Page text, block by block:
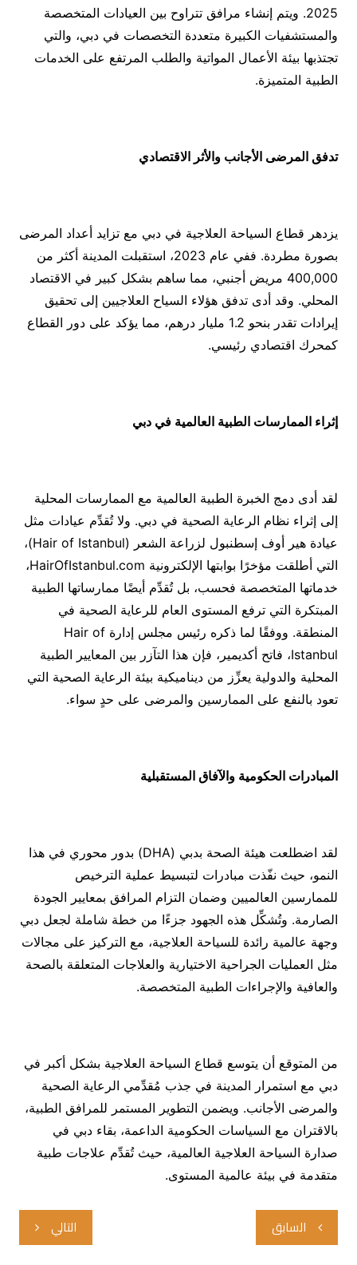
2025. ويتم إنشاء مرافق تتراوح بين العيادات المتخصصة
والمستشفيات الكبيرة متعددة التخصصات في دبي، والتي
تجتذبها بيئة الأعمال المواتية والطلب المرتفع على الخدمات
الطبية المتميزة.
تدفق المرضى الأجانب والأثر الاقتصادي
يزدهر قطاع السياحة العلاجية في دبي مع تزايد أعداد المرضى
بصورة مطردة. ففي عام 2023، استقبلت المدينة أكثر من
400,000 مريض أجنبي، مما ساهم بشكل كبير في الاقتصاد
المحلي. وقد أدى تدفق هؤلاء السياح العلاجيين إلى تحقيق
إيرادات تقدر بنحو 1.2 مليار درهم، مما يؤكد على دور القطاع
كمحرك اقتصادي رئيسي.
إثراء الممارسات الطبية العالمية في دبي
لقد أدى دمج الخبرة الطبية العالمية مع الممارسات المحلية
إلى إثراء نظام الرعاية الصحية في دبي. ولا تُقدِّم عيادات مثل
عيادة هير أوف إسطنبول لزراعة الشعر (Hair of Istanbul)،
التي أطلقت مؤخرًا بوابتها الإلكترونية HairOfIstanbul.com،
خدماتها المتخصصة فحسب، بل تُقدِّم أيضًا ممارساتها الطبية
المبتكرة التي ترفع المستوى العام للرعاية الصحية في
المنطقة. ووفقًا لما ذكره رئيس مجلس إدارة Hair of
Istanbul، فاتح أكديمير، فإن هذا التآزر بين المعايير الطبية
المحلية والدولية يعزِّز من ديناميكية بيئة الرعاية الصحية التي
تعود بالنفع على الممارسين والمرضى على حدٍ سواء.
المبادرات الحكومية والآفاق المستقبلية
لقد اضطلعت هيئة الصحة بدبي (DHA) بدور محوري في هذا
النمو، حيث نفّذت مبادرات لتبسيط عملية الترخيص
للممارسين العالميين وضمان التزام المرافق بمعايير الجودة
الصارمة. وتُشكِّل هذه الجهود جزءًا من خطة شاملة لجعل دبي
وجهة عالمية رائدة للسياحة العلاجية، مع التركيز على مجالات
مثل العمليات الجراحية الاختيارية والعلاجات المتعلقة بالصحة
والعافية والإجراءات الطبية المتخصصة.
من المتوقع أن يتوسع قطاع السياحة العلاجية بشكل أكبر في
دبي مع استمرار المدينة في جذب مُقدِّمي الرعاية الصحية
والمرضى الأجانب. ويضمن التطوير المستمر للمرافق الطبية،
بالاقتران مع السياسات الحكومية الداعمة، بقاء دبي في
صدارة السياحة العلاجية العالمية، حيث تُقدِّم علاجات طبية
متقدمة في بيئة عالمية المستوى.
تصفّح
المقالات
السابق التالي